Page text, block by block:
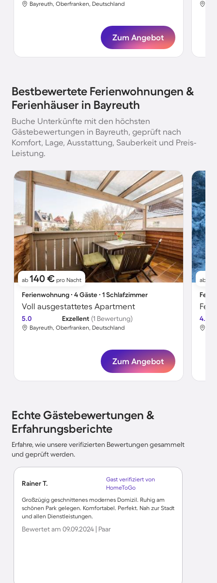
Bayreuth, Oberfranken, Deutschland
Zum Angebot
Bestbewertete Ferienwohnungen &
Ferienhäuser in Bayreuth
Buche Unterkünfte mit den höchsten
Gästebewertungen in Bayreuth, geprüft nach
Komfort, Lage, Ausstattung, Sauberkeit und Preis-
Leistung.
ab 140 € pro Nacht
Ferienwohnung ∙ 4 Gäste ∙ 1 Schlafzimmer
Voll ausgestattetes Apartment
5.0 Exzellent (1 Bewertung)
Bayreuth, Oberfranken, Deutschland
Zum Angebot
ab
4.6
Echte Gästebewertungen &
Erfahrungsberichte
Erfahre, wie unsere verifizierten Bewertungen gesammelt
und geprüft werden.
Rainer T.
Gast verifiziert von
HomeToGo
Großzügig geschnittenes modernes Domizil. Ruhig am
schönen Park gelegen. Komfortabel. Perfekt. Nah zur Stadt
und allen Dienstleistungen.
Bewertet am 09.09.2024 | Paar